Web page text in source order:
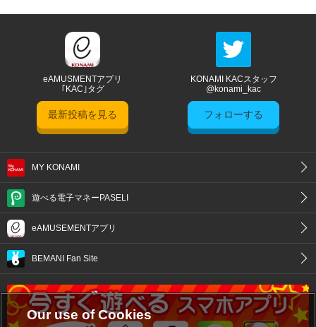
eAMUSMENTアプリ
｢KAC｣タグ
最新投稿を見る
KONAMI KACスタッフ
@konami_kac
フォローする
MY KONAMI
遊べる電子マネーPASELI
eAMUSEMENTアプリ
BEMANI Fan Site
Our use of Cookies